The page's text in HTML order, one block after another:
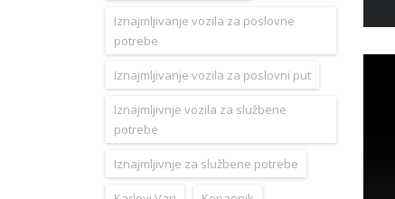
Iznajmljivanje vozila za poslovne
potrebe
Iznajmljivanje vozila za poslovni put
Iznajmljivnje vozila za službene
potrebe
Iznajmljivnje za službene potrebe